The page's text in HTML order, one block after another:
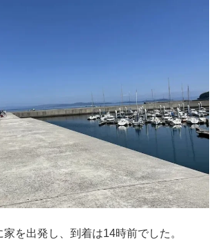
を出発し、到着は14時前でした。